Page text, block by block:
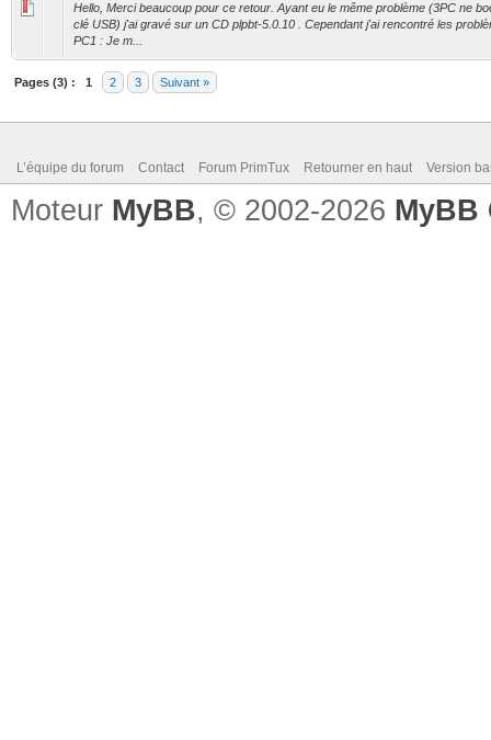
Hello, Merci beaucoup pour ce retour. Ayant eu le même problème (3PC ne
clé USB) j'ai gravé sur un CD plpbt-5.0.10 . Cependant j'ai rencontré les
PC1 : Je m...
Pages (3) : 1 2 3 Suivant »
L’équipe du forum Contact Forum PrimTux Retourner en haut Version
Moteur MyBB, © 2002-2026 MyBB